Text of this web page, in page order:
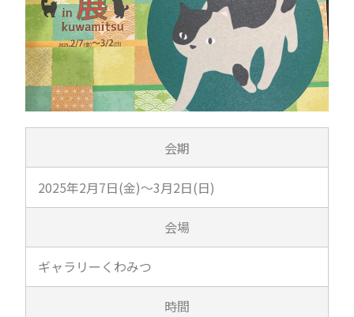
ー
会期
2025年2月7日(金)～3月2日(日)
会場
ギャラリーくわみつ
時間